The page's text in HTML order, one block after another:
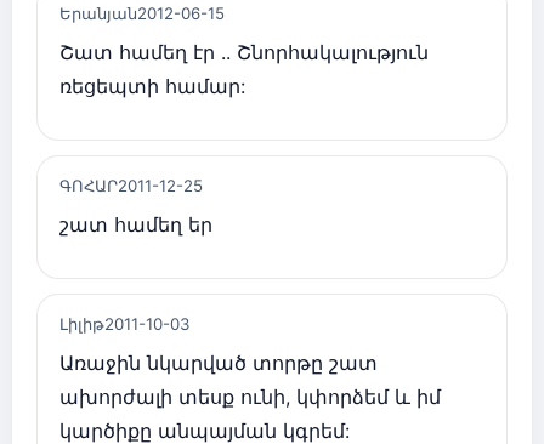
Երանյան2012-06-15
Շատ համեղ էր .. Շնորհակալություն
ռեցեպտի համար:
ԳՈՀԱՐ2011-12-25
շատ համեղ եր
Լիլիթ2011-10-03
Առաջին նկարված տորթը շատ
ախորժալի տեսք ունի, կփորձեմ և իմ
կարծիքը անպայման կգրեմ: